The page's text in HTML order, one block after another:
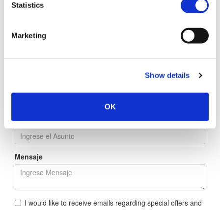
Statistics
Marketing
Show details
OK
En Relación a
Mensaje
I would like to receive emails regarding special offers and